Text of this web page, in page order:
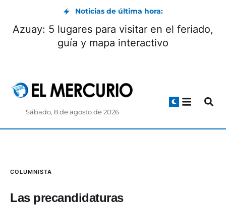
Noticias de última hora:
Azuay: 5 lugares para visitar en el feriado,
guía y mapa interactivo
Sábado, 8 de agosto de 2026
COLUMNISTA
Las precandidaturas